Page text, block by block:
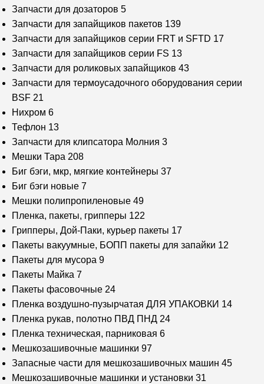
Запчасти для дозаторов 5
Запчасти для запайщиков пакетов 139
Запчасти для запайщиков серии FRT и SFTD 17
Запчасти для запайщиков серии FS 13
Запчасти для роликовых запайщиков 43
Запчасти для термоусадочного оборудования серии
BSF 21
Нихром 6
Тефлон 13
Запчасти для клипсатора Молния 3
Мешки Тара 208
Биг бэги, мкр, мягкие контейнеры 37
Биг бэги новые 7
Мешки полипропиленовые 49
Пленка, пакеты, грипперы 122
Грипперы, Дой-Паки, курьер пакеты 17
Пакеты вакуумные, БОПП пакеты для запайки 12
Пакеты для мусора 9
Пакеты Майка 7
Пакеты фасовочные 24
Пленка воздушно-пузырчатая ДЛЯ УПАКОВКИ 14
Пленка рукав, полотно ПВД ПНД 24
Пленка техническая, парниковая 6
Мешкозашивочные машинки 97
Запасные части для мешкозашивочных машин 45
Мешкозашивочные машинки и установки 31